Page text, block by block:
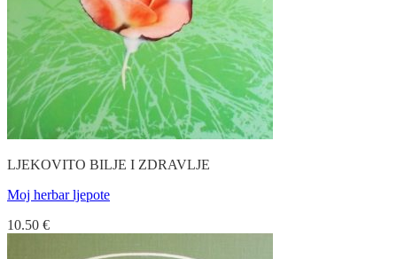
LJEKOVITO BILJE I ZDRAVLJE
Moj herbar ljepote
10.50 €